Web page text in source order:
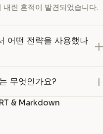
린 흔적이 발견되었습니다.
어떤 전략을 사용했나
무엇인가요?
& Markdown